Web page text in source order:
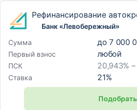
Рефинансирование
Банк «Левобережный»
Сумма
до 7 000
Первый взнос любой
ПСК 20,943%
Ставка 21%
Подобрать